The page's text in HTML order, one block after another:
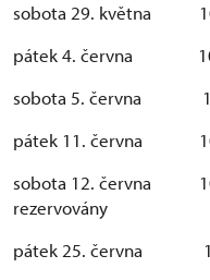
sobota 29. května
pátek 4. června 10,
sobota 5. června 10,
pátek 11. června 10,
sobota 12. června 10
rezervovány
pátek 25. června 10,